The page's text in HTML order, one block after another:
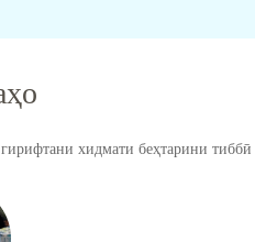
хидмати беҳтарини